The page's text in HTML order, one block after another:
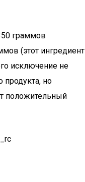
граммов
(этот ингредиент
исключение не
продукта, но
положительный